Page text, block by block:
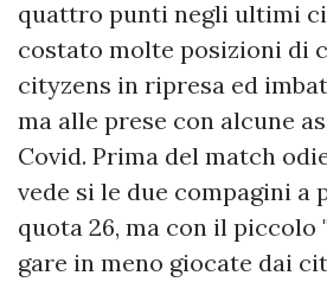
quattro punti negli ultimi
costato molte posizioni di
cityzens in ripresa ed
ma alle prese con alcune
Covid. Prima del match
vede si le due compagini a
quota 26, ma con il piccolo
gare in meno giocate dai